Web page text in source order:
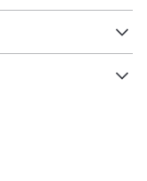
uz svaki outfit.